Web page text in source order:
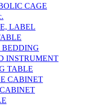
CAGE
LABEL
BEDDING
INSTRUMENT
TABLE
CABINET